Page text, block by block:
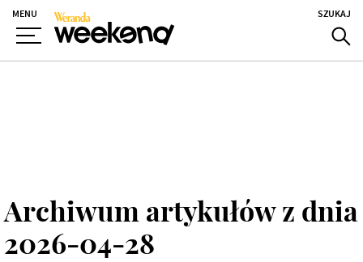
MENU SZUKAJ
Archiwum artykułów z dnia
2026-04-28